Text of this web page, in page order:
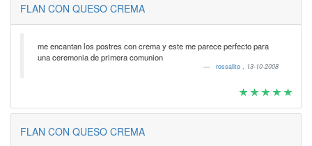
FLAN CON QUESO CREMA
me encantan los postres con crema y este me parece perfecto para
una ceremonia de primera comunion
rossalito , 13-10-2008
FLAN CON QUESO CREMA